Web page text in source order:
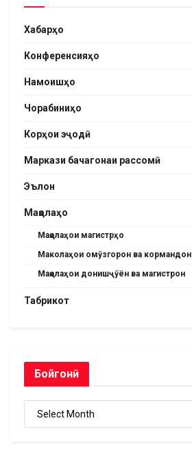
Хабарҳо
Конференсияҳо
Намоишҳо
Чорабиниҳо
Корҳои эҷодӣ
Маркази бачагонаи рассомӣ
Эълон
Мақолаҳо
Мақолаҳои магистрҳо
Маколаҳои омӯзгорон ва кормандон
Мақолаҳои донишҷӯён ва магистрон
Табрикот
Бойгонӣ
Бойгонӣ